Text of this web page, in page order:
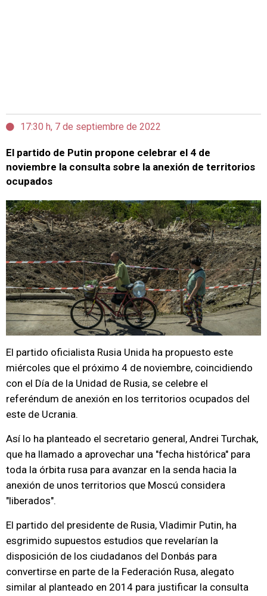
17:30 h, 7 de septiembre de 2022
El partido de Putin propone celebrar el 4 de
noviembre la consulta sobre la anexión de territorios
ocupados
El partido oficialista Rusia Unida ha propuesto este
miércoles que el próximo 4 de noviembre, coincidiendo
con el Día de la Unidad de Rusia, se celebre el
referéndum de anexión en los territorios ocupados del
este de Ucrania.
Así lo ha planteado el secretario general, Andrei Turchak,
que ha llamado a aprovechar una "fecha histórica" para
toda la órbita rusa para avanzar en la senda hacia la
anexión de unos territorios que Moscú considera
"liberados".
El partido del presidente de Rusia, Vladimir Putin, ha
esgrimido supuestos estudios que revelarían la
disposición de los ciudadanos del Donbás para
convertirse en parte de la Federación Rusa, alegato
similar al planteado en 2014 para justificar la consulta